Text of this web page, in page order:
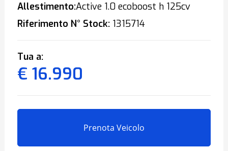
Allestimento:Active 1.0 ecoboost h 125cv
Riferimento N° Stock:1315714
Tua a:
€ 16.990
Prenota Veicolo